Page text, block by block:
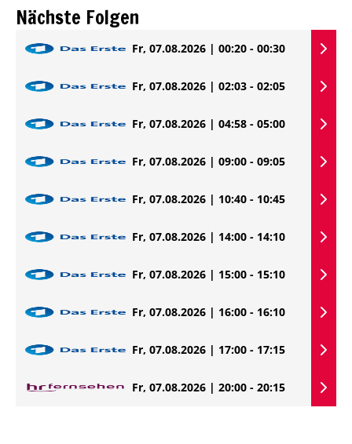
Nächste Folgen
Fr, 07.08.2026 | 00:20 - 00:30
Fr, 07.08.2026 | 02:03 - 02:05
Fr, 07.08.2026 | 04:58 - 05:00
Fr, 07.08.2026 | 09:00 - 09:05
Fr, 07.08.2026 | 10:40 - 10:45
Fr, 07.08.2026 | 14:00 - 14:10
Fr, 07.08.2026 | 15:00 - 15:10
Fr, 07.08.2026 | 16:00 - 16:10
Fr, 07.08.2026 | 17:00 - 17:15
Fr, 07.08.2026 | 20:00 - 20:15